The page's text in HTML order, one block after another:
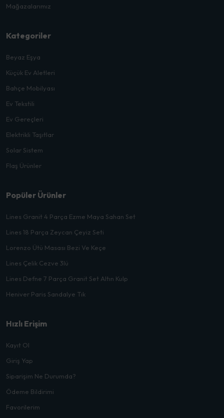
Mağazalarımız
Kategoriler
Beyaz Eşya
Küçük Ev Aletleri
Bahçe Mobilyası
Ev Tekstili
Ev Gereçleri
Elektrikli Taşıtlar
Solar Sistem
Flaş Ürünler
Popüler Ürünler
Lines Granit 4 Parça Ezme Maya Sahan Set
Lines 18 Parça Zeycan Çeyiz Seti
Lorenzo Ütü Masası Bezi Ve Keçe
Lines Çelik Cezve 3lü
Lines Defne 7 Parça Granit Set Altın Kulp
Heniver Paris Sandalye Tık
Hızlı Erişim
Kayıt Ol
Giriş Yap
Siparişim Ne Durumda?
Ödeme Bildirimi
Favorilerim